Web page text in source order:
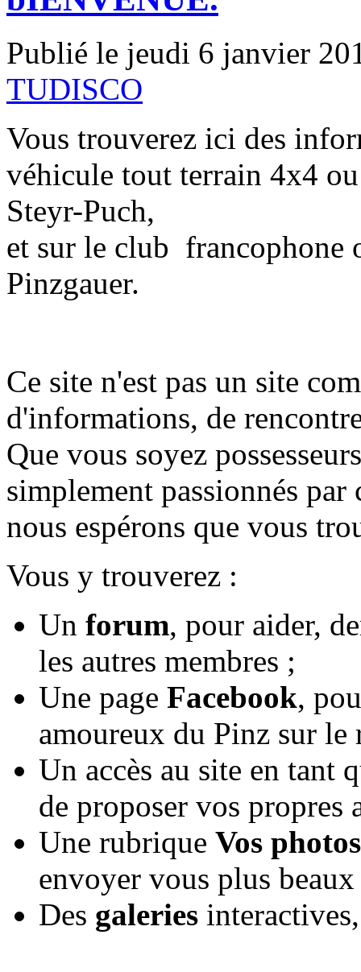
Publié le jeudi 6 janvier
TUDISCO
Vous trouverez ici des
véhicule tout terrain 4x4
Steyr-Puch,
et sur le club francophone
Pinzgauer.
Ce site n'est pas un site
d'informations, de
Que vous soyez
simplement passionnés
nous espérons que vous
Vous y trouverez :
Un forum, pour aider,
les autres membres ;
Une page Facebook,
amoureux du Pinz sur le
Un accès au site en tant
de proposer vos
Une rubrique Vos photos
envoyer vous plus
Des galeries